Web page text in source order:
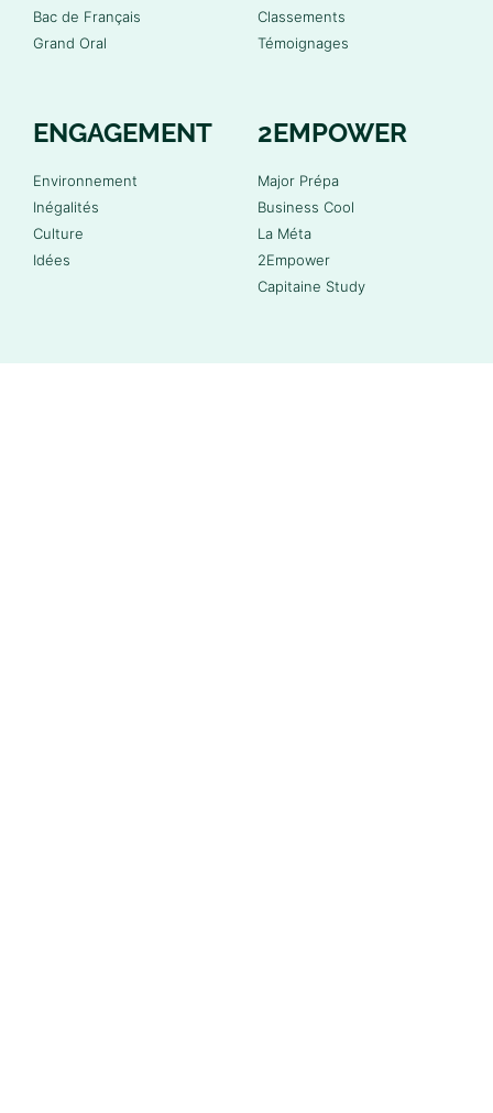
Bac de Français
Grand Oral
Classements
Témoignages
ENGAGEMENT
Environnement
Inégalités
Culture
Idées
2EMPOWER
Major Prépa
Business Cool
La Méta
2Empower
Capitaine Study